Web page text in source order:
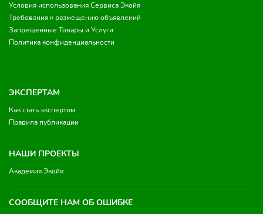
Условия использования Сервиса Экойя
Требования к размещению объявлений
Запрещенные Товары и Услуги
Политика конфиденциальности
ЭКСПЕРТАМ
Как стать экспертом
Правила публикации
НАШИ ПРОЕКТЫ
Академия Экойя
СООБЩИТЕ НАМ ОБ ОШИБКЕ